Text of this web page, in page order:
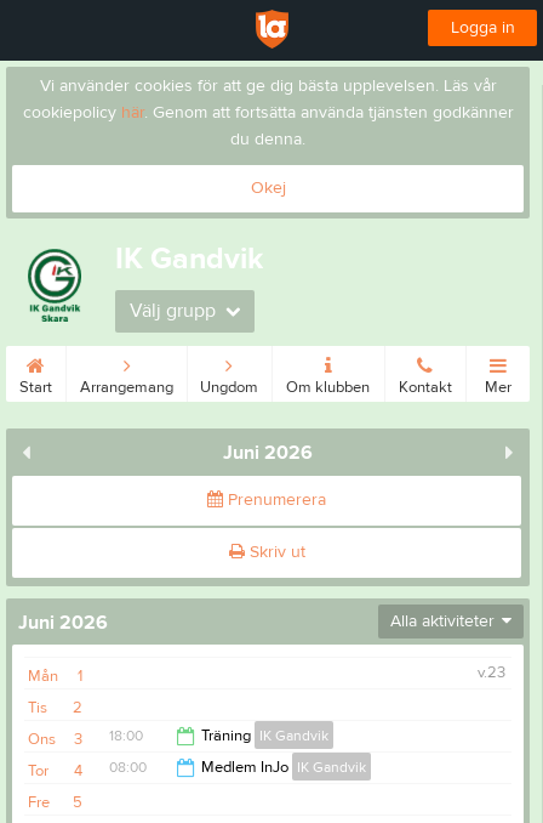
Logga in
Vi använder cookies för att ge dig bästa upplevelsen. Läs vår
cookiepolicy här. Genom att fortsätta använda tjänsten godkänner
du denna.
Okej
IK Gandvik
Välj grupp
Start Arrangemang Ungdom Om klubben Kontakt Mer
Juni 2026
Prenumerera
Skriv ut
Juni 2026 Alla aktiviteter
1
Mån
v.23
2
Tis
3
Ons 18:00 Träning IK Gandvik
4
Tor 08:00 Medlem InJo IK Gandvik
5
Fre